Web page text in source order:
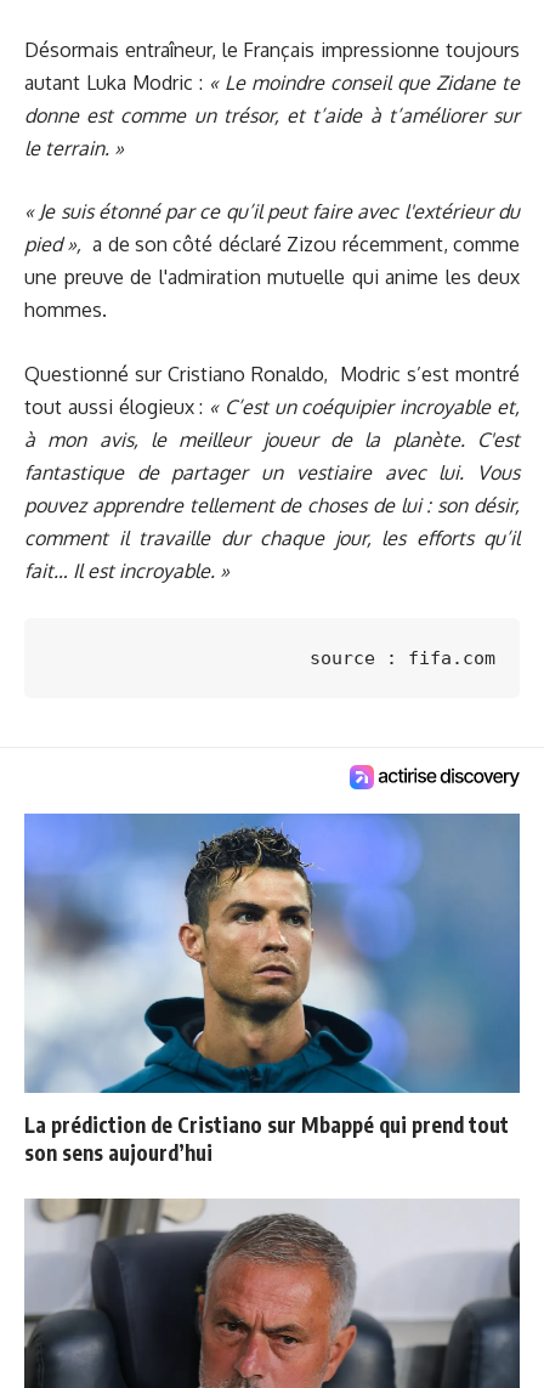
Désormais entraîneur, le Français impressionne toujours
autant Luka Modric : « Le moindre conseil que Zidane te
donne est comme un trésor, et t’aide à t’améliorer sur
le terrain. »
« Je suis étonné par ce qu’il peut faire avec l'extérieur du
pied », a de son côté déclaré Zizou récemment, comme
une preuve de l'admiration mutuelle qui anime les deux
hommes.
Questionné sur Cristiano Ronaldo, Modric s’est montré
tout aussi élogieux : « C’est un coéquipier incroyable et,
à mon avis, le meilleur joueur de la planète. C'est
fantastique de partager un vestiaire avec lui. Vous
pouvez apprendre tellement de choses de lui : son désir,
comment il travaille dur chaque jour, les efforts qu’il
fait… Il est incroyable. »
source : fifa.com
La prédiction de Cristiano sur Mbappé qui prend tout
son sens aujourd’hui